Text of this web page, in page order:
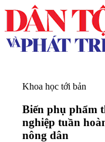
Khoa học tới bản
Biến phụ phẩm
nghiệp tuần
nông dân